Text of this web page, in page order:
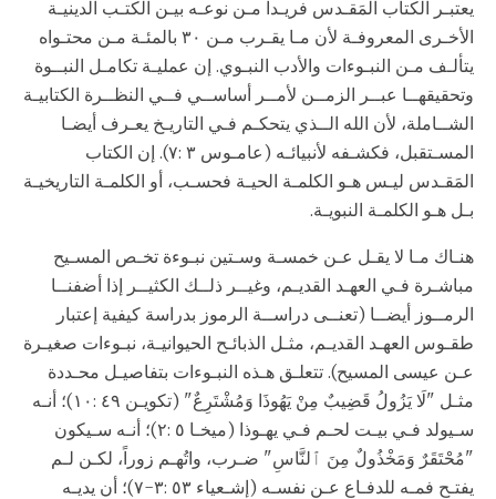
يعتبـر الكتاب المَقـدس فريـدا مـن نوعـه بيـن الكتـب الدينيـة
الأخـرى المعروفـة لأن مـا يقـرب مـن ٣٠ بالمئـة مـن محتـواه
يتألـف مـن النبـوءات والأدب النبـوي. إن عمليـة تكامـل النبــوة
وتحقيقهــا عبــر الزمــن لأمــر أساســي فــي النظــرة الكتابيـة
الشــاملة، لأن الله الــذي يتحكـم فـي التاريـخ يعـرف أيضـا
المسـتقبل، فكشـفه لأنبيائـه (عامـوس ٣ :٧). إن الكتاب
المَقـدس ليـس هـو الكلمـة الحيـة فحسـب، أو الكلمـة التاريخيـة
بـل هـو الكلمـة النبويـة.
هنـاك مـا لا يقـل عـن خمسـة وسـتين نبـوءة تخـص المسـيح
مباشـرة فـي العهـد القديـم، وغيــر ذلــك الكثيــر إذا أضفنــا
الرمــوز أيضــا (تعنــى دراســة الرموز بدراسة كيفية إعتبار
طقـوس العهـد القديـم، مثـل الذبائـح الحيوانيـة، نبـوءات صغيـرة
عـن عيسى المسيح). تتعلـق هـذه النبـوءات بتفاصيـل محـددة
مثـل "لَا يَزُولُ قَضِيبٌ مِنْ يَهُوذَا وَمُشْتَرِعٌ" (تكويـن ٤٩ :١٠)؛ أنـه
سـيولد فـي بيـت لحـم فـي يهـوذا (ميخـا ٥ :٢)؛ أنـه سـيكون
"مُحْتَقَرٌ وَمَخْذُولٌ مِنَ ٱلنَّاسِ" ضـرب، واتُهـم زوراً، لكـن لـم
يفتـح فمـه للدفـاع عـن نفسـه (إشـعياء ٥٣ :٣-٧)؛ أن يديـه